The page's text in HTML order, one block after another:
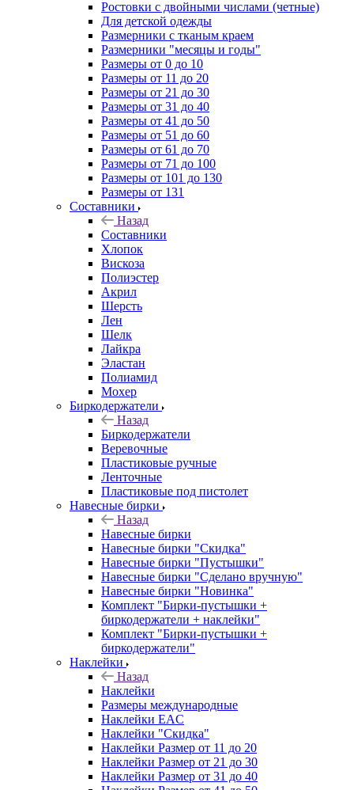
Ростовки с двойными числами (четные)
Для детской одежды
Размерники с тканым краем
Размерники "месяцы и годы"
Размеры от 0 до 10
Размеры от 11 до 20
Размеры от 21 до 30
Размеры от 31 до 40
Размеры от 41 до 50
Размеры от 51 до 60
Размеры от 61 до 70
Размеры от 71 до 100
Размеры от 101 до 130
Размеры от 131
Составники
Назад
Составники
Хлопок
Вискоза
Полиэстер
Акрил
Шерсть
Лен
Шелк
Лайкра
Эластан
Полиамид
Мохер
Биркодержатели
Назад
Биркодержатели
Веревочные
Пластиковые ручные
Ленточные
Пластиковые под пистолет
Навесные бирки
Назад
Навесные бирки
Навесные бирки "Скидка"
Навесные бирки "Пустышки"
Навесные бирки "Сделано вручную"
Навесные бирки "Новинка"
Комплект "Бирки-пустышки +
биркодержатели + наклейки"
Комплект "Бирки-пустышки +
биркодержатели"
Наклейки
Назад
Наклейки
Размеры международные
Наклейки EAC
Наклейки "Скидка"
Наклейки Размер от 11 до 20
Наклейки Размер от 21 до 30
Наклейки Размер от 31 до 40